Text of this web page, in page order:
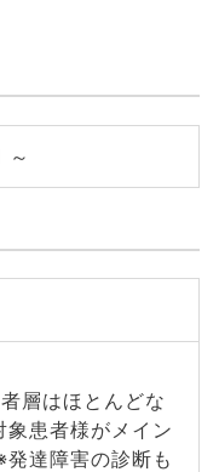
～
層はほとんどな
象患者様がメイン
達障害の診断も